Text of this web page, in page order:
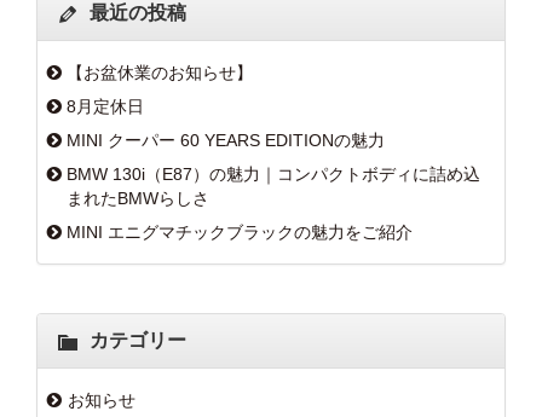
最近の投稿
【お盆休業のお知らせ】
8月定休日
MINI クーパー 60 YEARS EDITIONの魅力
BMW 130i（E87）の魅力｜コンパクトボディに詰め込
まれたBMWらしさ
MINI エニグマチックブラックの魅力をご紹介
カテゴリー
お知らせ